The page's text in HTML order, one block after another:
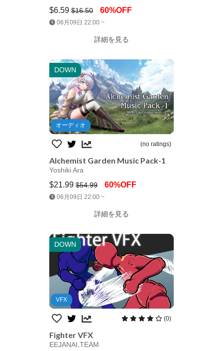
$6.59 $16.50 60%OFF
06月09日 22:00 ~
詳細を見る
DOWN
Jump AssetStore
オーディオ
(no ratings)
Alchemist Garden Music Pack-1
Yoshiki Ara
$21.99 $54.99 60%OFF
06月09日 22:00 ~
詳細を見る
DOWN
Jump AssetStore
VFX
(0)
Fighter VFX
EEJANAI,TEAM